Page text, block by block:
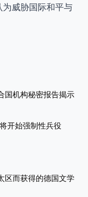
威胁国际和平与
国机构秘密报告揭示
开始强制性兵役
区而获得的德国文学